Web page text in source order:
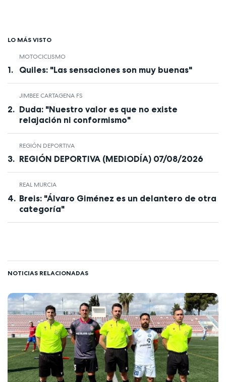
LO MÁS VISTO
MOTOCICLISMO
Quiles: "Las sensaciones son muy buenas"
JIMBEE CARTAGENA FS
Duda: "Nuestro valor es que no existe
relajación ni conformismo"
REGIÓN DEPORTIVA
REGIÓN DEPORTIVA (MEDIODÍA) 07/08/2026
REAL MURCIA
Breis: "Álvaro Giménez es un delantero de otra
categoría"
NOTICIAS RELACIONADAS